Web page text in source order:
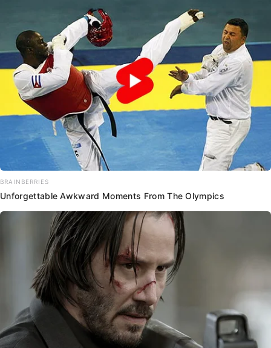
BRAINBERRIES
Unforgettable Awkward Moments From The Olympics